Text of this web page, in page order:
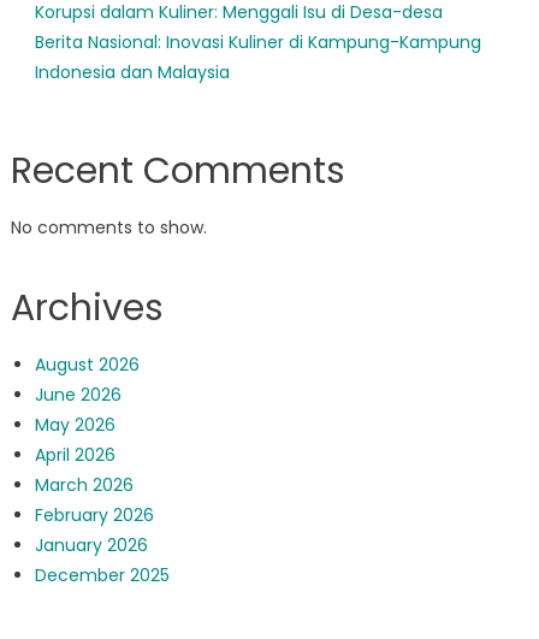
Korupsi dalam Kuliner: Menggali Isu di Desa-desa
Berita Nasional: Inovasi Kuliner di Kampung-Kampung
Indonesia dan Malaysia
Recent Comments
No comments to show.
Archives
August 2026
June 2026
May 2026
April 2026
March 2026
February 2026
January 2026
December 2025